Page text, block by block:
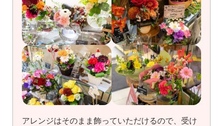
アレンジはそのまま飾っていただけるので、受け